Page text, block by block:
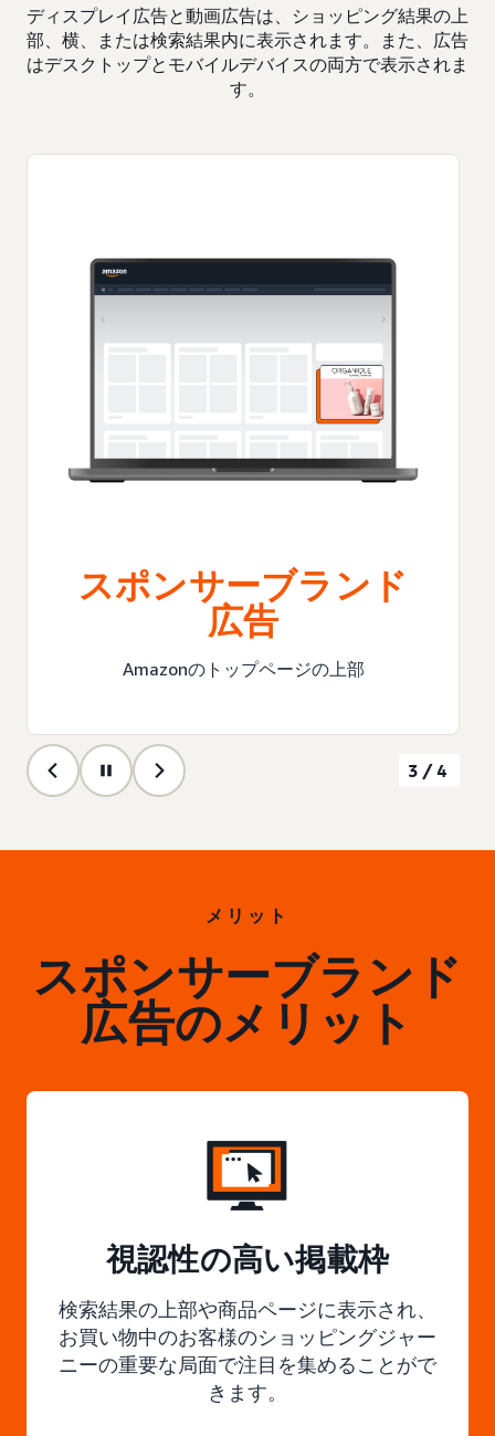
ディスプレイ広告と動画広告は、ショッピング結果の上
部、横、または検索結果内に表示されます。また、広告
はデスクトップとモバイルデバイスの両方で表示されま
す。
スポンサーブランド
広告
Amazonのトップページの上部
3/4
メリット
スポンサーブランド
広告のメリット
視認性の高い掲載枠
検索結果の上部や商品ページに表示され、
お買い物中のお客様のショッピングジャー
ニーの重要な局面で注目を集めることがで
きます。